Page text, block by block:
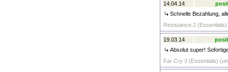
14.04.14
Schnelle Bezahlung,
Resistance 2
19.03.14
Absolut super!
Far Cry 3 (Essentials)